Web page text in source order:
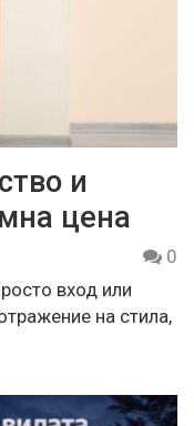
и
цена
0
вход или
на стила,